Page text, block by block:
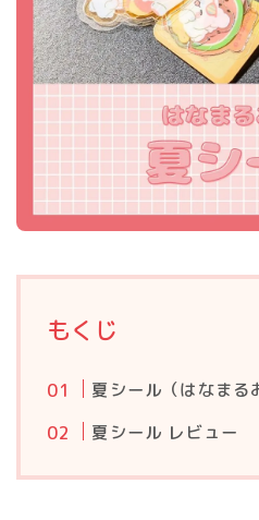
もくじ
夏シール（はなまる
夏シール レビュー